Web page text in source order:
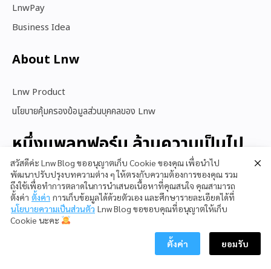
LnwPay
Business Idea
About Lnw​
Lnw Product
นโยบายคุ้มครองข้อมูลส่วนบุคคลของ Lnw
หนึ่งแพลทฟอร์ม ล้านความเป็นไป
ได้
สนใจใช้ LnwShop
สวัสดีค่ะ Lnw Blog ขออนุญาตเก็บ Cookie ของคุณ เพื่อนำไป
พัฒนาปรับปรุงบทความต่าง ๆ ให้ตรงกับความต้องการของคุณ รวม
ถึงใช้เพื่อทำการตลาดในการนำเสนอเนื้อหาที่คุณสนใจ คุณสามารถ
ตั้งค่า ตั้งค่า การเก็บข้อมูลได้ด้วยตัวเอง และศึกษารายละเอียดได้ที่
นโยบายความเป็นส่วนตัว Lnw Blog ขอขอบคุณที่อนุญาตให้เก็บ
Cookie นะคะ
ตั้งค่า ยอมรับ